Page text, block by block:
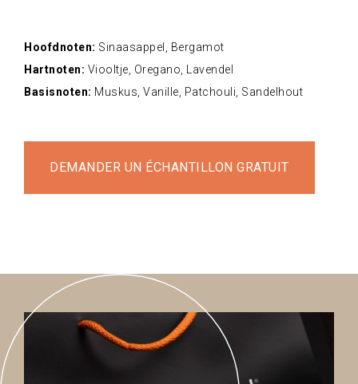
Hoofdnoten: Sinaasappel, Bergamot
Hartnoten: Viooltje, Oregano, Lavendel
Basisnoten: Muskus, Vanille, Patchouli, Sandelhout
DEMANDER UN ÉCHANTILLON GRATUIT